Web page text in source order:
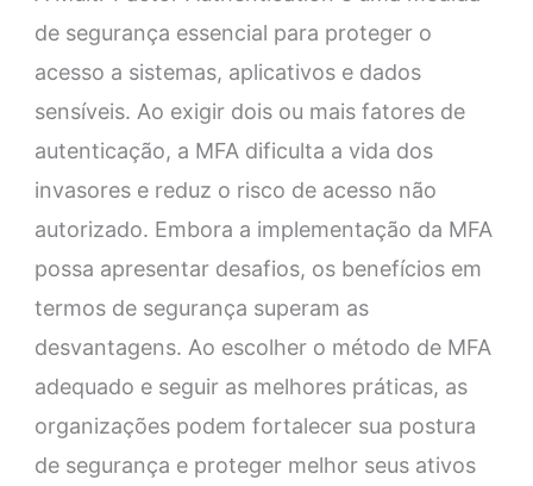
de segurança essencial para proteger o
acesso a sistemas, aplicativos e dados
sensíveis. Ao exigir dois ou mais fatores de
autenticação, a MFA dificulta a vida dos
invasores e reduz o risco de acesso não
autorizado. Embora a implementação da MFA
possa apresentar desafios, os benefícios em
termos de segurança superam as
desvantagens. Ao escolher o método de MFA
adequado e seguir as melhores práticas, as
organizações podem fortalecer sua postura
de segurança e proteger melhor seus ativos